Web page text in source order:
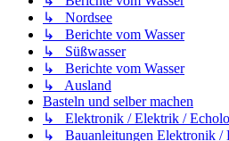
↳ Nordsee
↳ Berichte vom Wasser
↳ Süßwasser
↳ Berichte vom Wasser
↳ Ausland
Basteln und selber machen
↳ Elektronik / Elektrik /
↳ Bauanleitungen Elektronik /